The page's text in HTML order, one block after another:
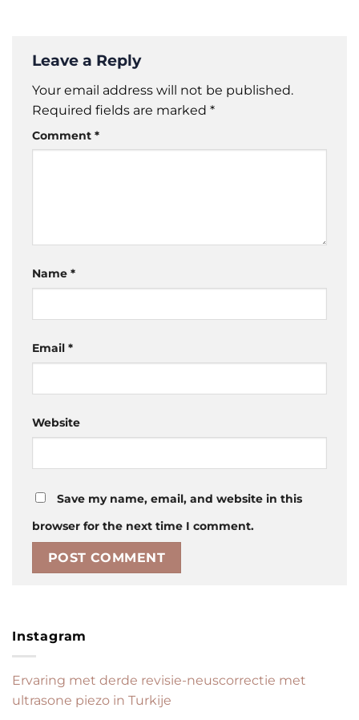
Leave a Reply
Your email address will not be published.
Required fields are marked *
Comment *
Name *
Email *
Website
Save my name, email, and website in this
browser for the next time I comment.
Instagram
Ervaring met derde revisie-neuscorrectie met
ultrasone piezo in Turkije